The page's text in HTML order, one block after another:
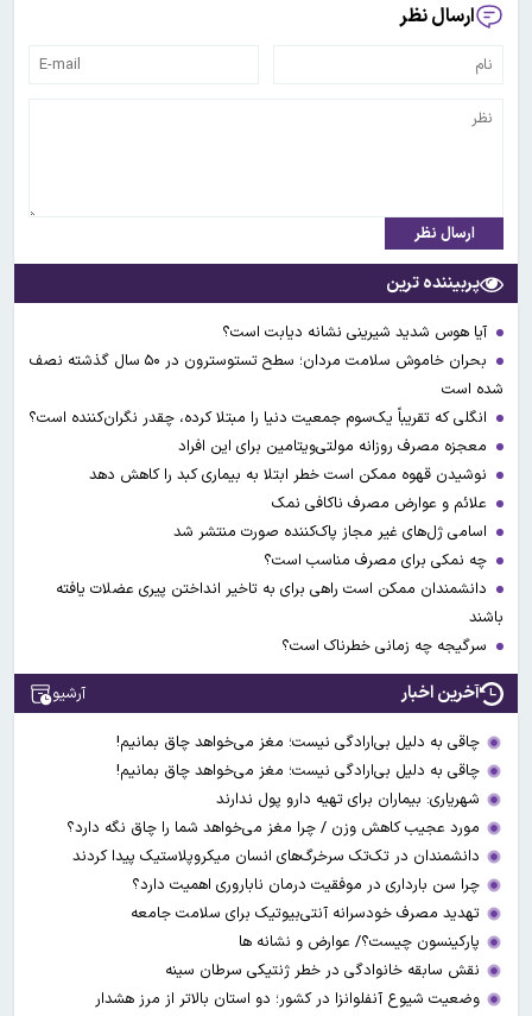
ارسال نظر
ارسال نظر
پربیننده ترین
آیا هوس شدید شیرینی نشانه دیابت است؟
بحران خاموش سلامت مردان؛ سطح تستوسترون در ۵۰ سال گذشته نصف
شده است
انگلی که تقریباً یک‌سوم جمعیت دنیا را مبتلا کرده، چقدر نگران‌کننده است؟
معجزه مصرف روزانه مولتی‌ویتامین برای این افراد
نوشیدن قهوه ممکن است خطر ابتلا به بیماری کبد را کاهش دهد
علائم و عوارض مصرف ناکافی نمک
اسامی ژل‌های غیر مجاز پاک‌کننده صورت منتشر شد
چه نمکی برای مصرف مناسب است؟
دانشمندان ممکن است راهی برای به تاخیر انداختن پیری عضلات یافته
باشند
سرگیجه چه زمانی خطرناک است؟
آخرین اخبار آرشیو
چاقی به دلیل بی‌ارادگی نیست؛ مغز می‌خواهد چاق بمانیم!
چاقی به دلیل بی‌ارادگی نیست؛ مغز می‌خواهد چاق بمانیم!
شهریاری: بیماران برای تهیه دارو پول ندارند
مورد عجیب کاهش وزن / چرا مغز می‌خواهد شما را چاق نگه دارد؟
دانشمندان در تک‌تک سرخرگ‌های انسان میکروپلاستیک پیدا کردند
چرا سن بارداری در موفقیت درمان ناباروری اهمیت دارد؟
تهدید مصرف خودسرانه آنتی‌بیوتیک‌‌ برای سلامت جامعه
پارکینسون چیست؟/ عوارض و نشانه ها
نقش سابقه خانوادگی در خطر ژنتیکی سرطان سینه
وضعیت شیوع آنفلوانزا در کشور؛ دو استان بالاتر از مرز هشدار